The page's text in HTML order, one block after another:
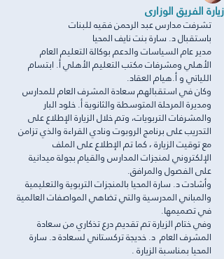
زيارة الفريق الوزارى
تشرفت مدارس عبد الرحمن فقيه للبنات
باستقبال د. سارة بنت نايف المحيا
مدير عام السياسات والدعم بوكالة التعليم العام
الأهلي ومشرفات مكتب التعليم الأهلي أ. ابتسام
اللياتي و أ.هيام العقاد.
وكان في استقبالهم سعادة المشرف العام للمدارس
ومديرة المرحلة المتوسطة والثانوية أ. خلود البار
والمشرفات التربويات، وتم خلال الزيارة الإطلاع على
التدريب على برنامج الروبوت ونادي القراءة والذي تزامن
مع توقيت الزيارة ، كما تم الإطلاع على الملف
الإلكتروني لمنجزات المدارس والقيام بجولة ميدانية
على الفصول والمرافق.
وأشادت د. سارة المحيا بالمنجزات التربوية والتعليمية
والمباني المدرسية والتي تضاهي المواصفات العالمية
في تصميمها.
وفي ختام الزيارة تم تقديم درع تذكاري من سعادة
المشرف العام  د. خديجة تركستاني لسعادة د. سارة
المحيا بمناسبة الزيارة .